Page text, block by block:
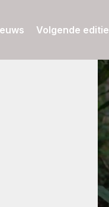
Volgende editie